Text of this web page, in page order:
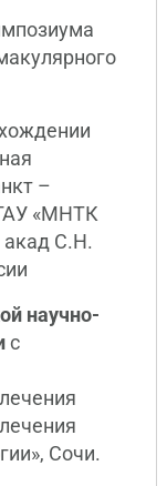
–
«МНТК
акад С.Н.
научно-
с
Сочи.